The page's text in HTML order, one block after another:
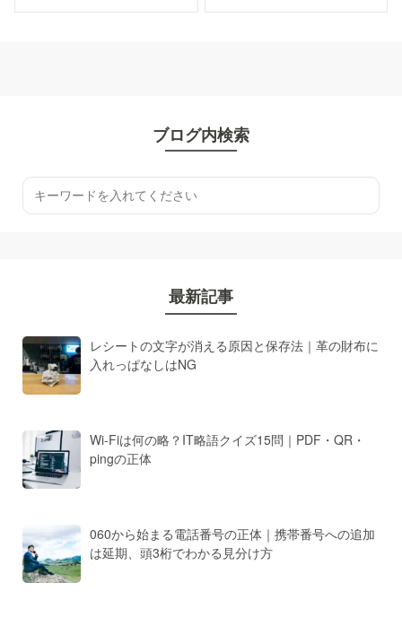
ブログ内検索
最新記事
レシートの文字が消える原因と保存法｜革の財布に
入れっぱなしはNG
Wi-Fiは何の略？IT略語クイズ15問｜PDF・QR・
pingの正体
060から始まる電話番号の正体｜携帯番号への追加
は延期、頭3桁でわかる見分け方